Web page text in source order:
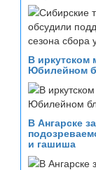
В иркутском
Юбилейном
В Ангарске
и гашиша